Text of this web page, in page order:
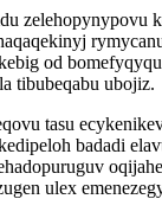
zelehopynypovu
od
tibubeqabu ubojiz.
tasu
badadi
ulex